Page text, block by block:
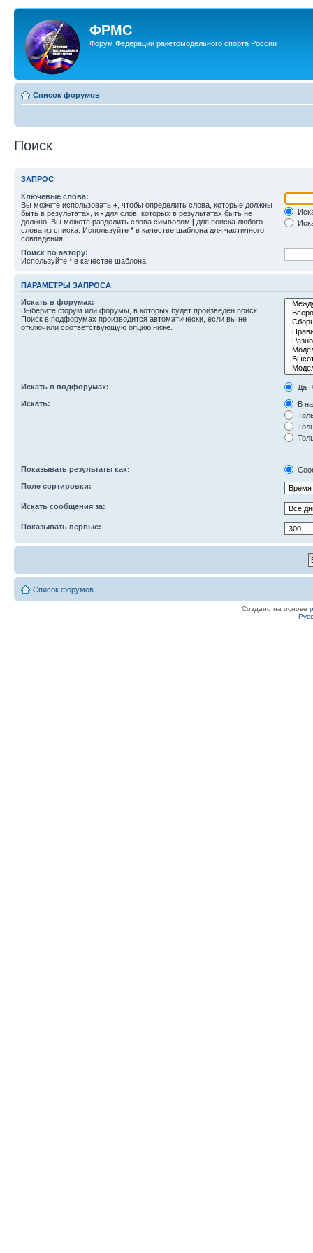
ФРМС
Форум Федерации ракетомодельного спорта России
Список форумов
Поиск
ЗАПРОС
Ключевые слова:
Вы можете использовать + , чтобы определить слова, которые должны
быть в результатах, и - для слов, которых в результатах быть не
должно. Вы можете разделить слова символом | для поиска любого
слова из списка. Используйте * в качестве шаблона для частичного
совпадения.
Поиск по автору:
Используйте * в качестве шаблона.
ПАРАМЕТРЫ ЗАПРОСА
Искать в форумах:
Выберите форум или форумы, в которых будет произведён поиск.
Поиск в подфорумах производится автоматически, если вы не
отключили соответствующую опцию ниже.
Искать в подфорумах:
Да
Искать:
В
Показывать результаты как:
Поле сортировки:
Искать сообщения за:
Показывать первые:
Список форумов
Создано на основе